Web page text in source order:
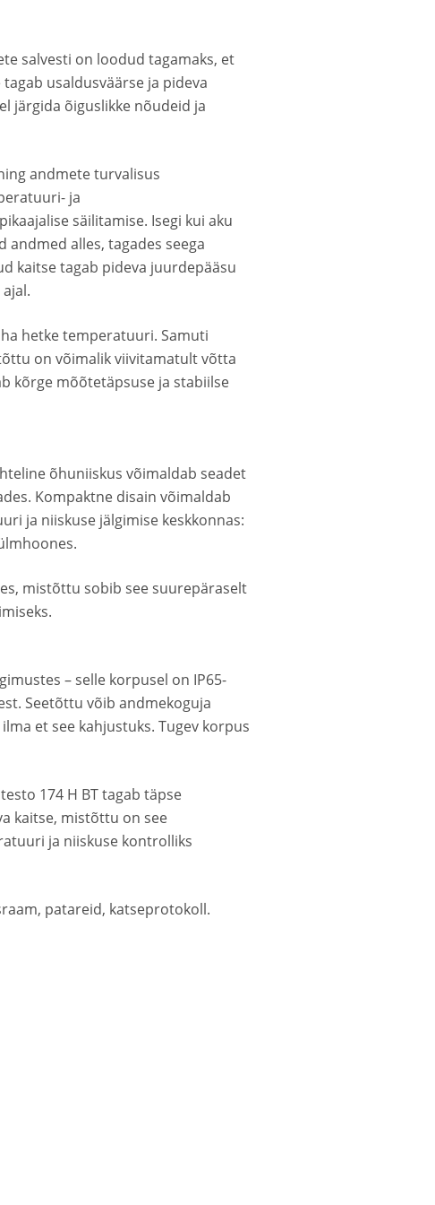
salvesti on loodud tagamaks, et
usaldusväärse ja pideva
järgida õiguslikke nõudeid ja
andmete turvalisus
ja
säilitamise. Isegi kui aku
andmed alles, tagades seega
kaitse tagab pideva juurdepääsu
hetke temperatuuri. Samuti
on võimalik viivitamatult võtta
kõrge mõõtetäpsuse ja stabiilse
õhuniiskus võimaldab seadet
Kompaktne disain võimaldab
ja niiskuse jälgimise keskkonnas:
mistõttu sobib see suurepäraselt
– selle korpusel on IP65-
Seetõttu võib andmekoguja
et see kahjustuks. Tugev korpus
174 H BT tagab täpse
kaitse, mistõttu on see
ja niiskuse kontrolliks
patareid, katseprotokoll.